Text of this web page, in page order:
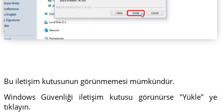
Bu iletişim kutusunun görünmemesi mümkündür.
Windows Güvenliği iletişim kutusu görünürse "Yükle" ye
tıklayın.